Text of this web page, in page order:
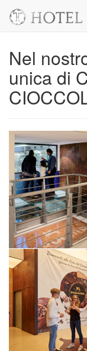
Nel
unica di